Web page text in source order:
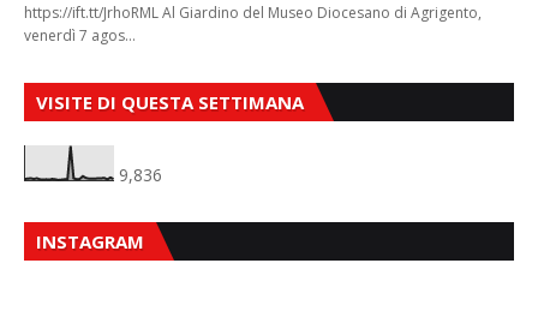
https://ift.tt/JrhoRML Al Giardino del Museo Diocesano di Agrigento,
venerdì 7 agos…
VISITE DI QUESTA SETTIMANA
9,836
INSTAGRAM